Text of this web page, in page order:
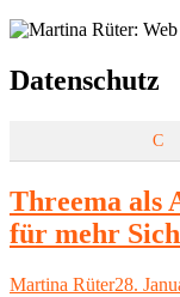
Schlagwort:
Datenschutz
C
Threema als
für mehr
Autor
Martina Rüter28.